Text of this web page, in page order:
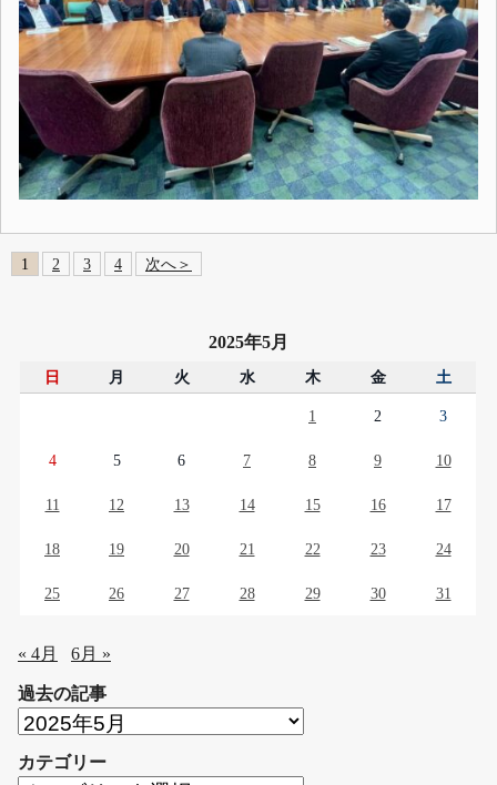
1 2 3 4 次へ＞
2025年5月
日 月 火 水 木 金 土
1 2 3
4 5 6 7 8 9 10
11 12 13 14 15 16 17
18 19 20 21 22 23 24
25 26 27 28 29 30 31
« 4月 6月 »
過去の記事
過
の
カテゴリー